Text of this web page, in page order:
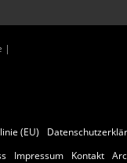
|
(EU)
Impressum Kontakt